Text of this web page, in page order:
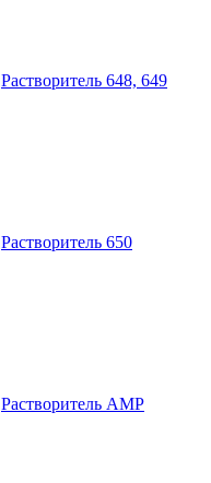
Растворитель 648, 649
Растворитель 650
Растворитель АМР